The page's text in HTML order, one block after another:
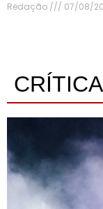
Redação
07/08/